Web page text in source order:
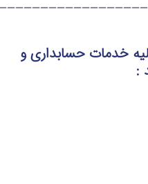
خدمات حسابداری و
: